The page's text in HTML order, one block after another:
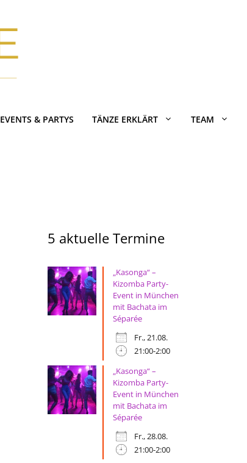
EVENTS & PARTYS TÄNZE ERKLÄRT TEAM
5 aktuelle Termine
„Kasonga“ –
Kizomba Party-
Event in München
mit Bachata im
Séparée
Fr., 21.08.
21:00-2:00
„Kasonga“ –
Kizomba Party-
Event in München
mit Bachata im
Séparée
Fr., 28.08.
21:00-2:00